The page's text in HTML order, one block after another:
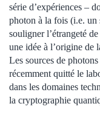
série d’expériences –
photon à la fois (i.e. un
souligner l’étrangeté
une idée à l’origine de
Les sources de
récemment quitté le
dans les domaines
la cryptographie